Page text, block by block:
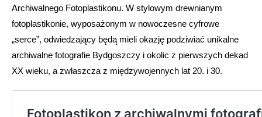
Archiwalnego Fotoplastikonu. W stylowym drewnianym
fotoplastikonie, wyposażonym w nowoczesne cyfrowe
„serce”, odwiedzający będą mieli okazję podziwiać unikalne
archiwalne fotografie Bydgoszczy i okolic z pierwszych dekad
XX wieku, a zwłaszcza z międzywojennych lat 20. i 30.